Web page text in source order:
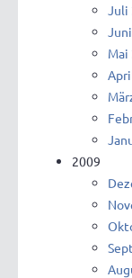
Mai
2009